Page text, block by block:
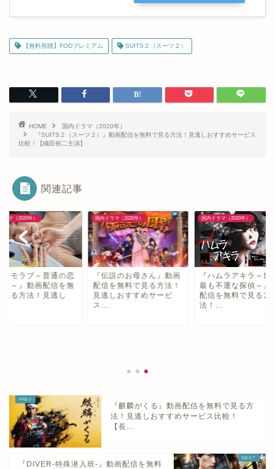
【無料視聴】FODプレミアム SUITS２（スーツ２）
HOME
国内ドラマ（2020年）
『SUITS２（スーツ２）』動画配信を無料で見る方法！見逃しおすすめサービス
比較！【織田裕二主演】
関連記事
ラマ（2020年）
リモラブ～普通の恋
道～』動画配信を無
見る方法！見逃し
国内ドラマ（2020年）
『伝説のお母さん』動画
配信を無料で見る方法！
見逃しおすすめサービ
ス...
国内ドラマ（2020年）
『ハムラアキラ～世
最も不運な探偵～』
配信を無料で見る方
法！...
『麒麟がくる』動画配信を無料で見る方
法！見逃しおすすめサービス比較！
【長...
『DIVER-特殊潜入班-』動画配信を無料